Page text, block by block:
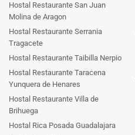
Hostal Restaurante San Juan
Molina de Aragon
Hostal Restaurante Serrania
Tragacete
Hostal Restaurante Taibilla Nerpio
Hostal Restaurante Taracena
Yunquera de Henares
Hostal Restaurante Villa de
Brihuega
Hostal Rica Posada Guadalajara